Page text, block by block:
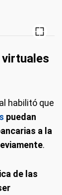
habilitó que
puedan
a la
.
de las